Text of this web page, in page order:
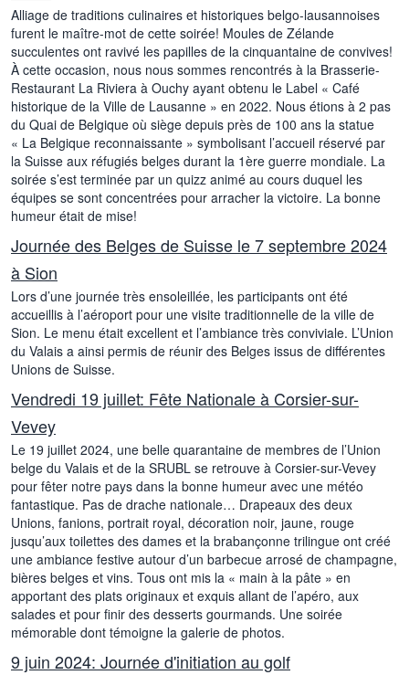
Alliage de traditions culinaires et historiques belgo-lausannoises
furent le maître-mot de cette soirée! Moules de Zélande
succulentes ont ravivé les papilles de la cinquantaine de convives!
À cette occasion, nous nous sommes rencontrés à la Brasserie-
Restaurant La Riviera à Ouchy ayant obtenu le Label « Café
historique de la Ville de Lausanne » en 2022. Nous étions à 2 pas
du Quai de Belgique où siège depuis près de 100 ans la statue
« La Belgique reconnaissante » symbolisant l’accueil réservé par
la Suisse aux réfugiés belges durant la 1ère guerre mondiale. La
soirée s’est terminée par un quizz animé au cours duquel les
équipes se sont concentrées pour arracher la victoire. La bonne
humeur était de mise!
Journée des Belges de Suisse le 7 septembre 2024
à Sion
Lors d’une journée très ensoleillée, les participants ont été
accueillis à l’aéroport pour une visite traditionnelle de la ville de
Sion. Le menu était excellent et l’ambiance très conviviale. L’Union
du Valais a ainsi permis de réunir des Belges issus de différentes
Unions de Suisse.
Vendredi 19 juillet: Fête Nationale à Corsier-sur-
Vevey
Le 19 juillet 2024, une belle quarantaine de membres de l’Union
belge du Valais et de la SRUBL se retrouve à Corsier-sur-Vevey
pour fêter notre pays dans la bonne humeur avec une météo
fantastique. Pas de drache nationale… Drapeaux des deux
Unions, fanions, portrait royal, décoration noir, jaune, rouge
jusqu’aux toilettes des dames et la brabançonne trilingue ont créé
une ambiance festive autour d’un barbecue arrosé de champagne,
bières belges et vins. Tous ont mis la « main à la pâte » en
apportant des plats originaux et exquis allant de l’apéro, aux
salades et pour finir des desserts gourmands. Une soirée
mémorable dont témoigne la galerie de photos.
9 juin 2024: Journée d'initiation au golf